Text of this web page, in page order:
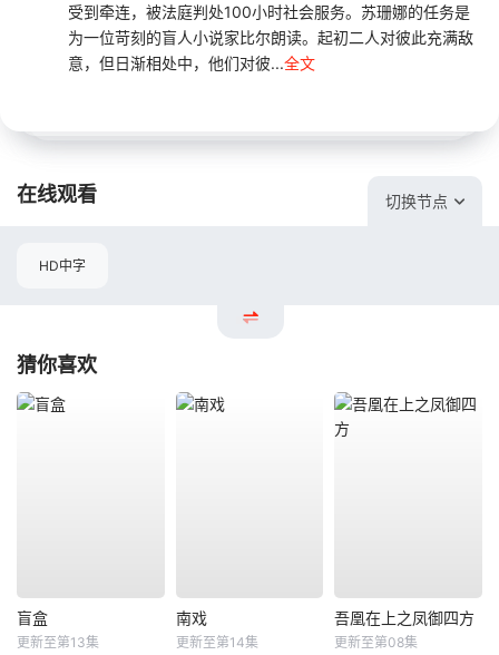
受到牵连，被法庭判处100小时社会服务。苏珊娜的任务是
为一位苛刻的盲人小说家比尔朗读。起初二人对彼此充满敌
意，但日渐相处中，他们对彼...全文
在线观看 切换节点
HD中字
猜你喜欢
盲盒
更新至第13集
南戏
更新至第14集
吾凰在上之凤御四方
更新至第08集